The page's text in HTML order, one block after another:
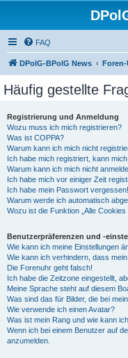
FAQ
DPolG-BPolG News
Häufig gestellte
Registrierung und Anmeldung
Wozu muss ich mich registrieren?
Was ist COPPA?
Warum kann ich mich nicht
Ich habe mich registriert, kann
Warum kann ich mich nicht
Ich habe mich vor einiger Zeit
Ich habe mein Passwort vergessen!
Warum werde ich automatisch
Wozu ist die Funktion „Alle Cookies
Benutzerpräferenzen und -
Wie kann ich meine Einstellungen
Wie kann ich verhindern, dass
Die Forenuhr geht falsch!
Ich habe die Zeitzone eingestellt,
Meine Sprache steht auf diesem
Was sind das für Bilder, die bei
Wie verwende ich einen Avatar?
Was ist mein Rang und wie kann
Wenn ich bei einem Benutzer auf
anzumelden.